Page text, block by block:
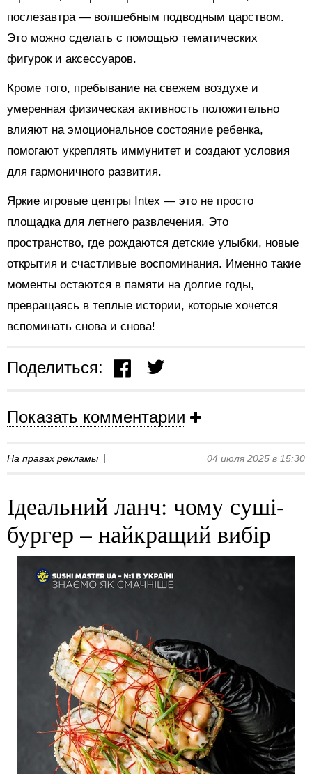
послезавтра — волшебным подводным царством.
Это можно сделать с помощью тематических
фигурок и аксессуаров.
Кроме того, пребывание на свежем воздухе и
умеренная физическая активность положительно
влияют на эмоциональное состояние ребенка,
помогают укреплять иммунитет и создают условия
для гармоничного развития.
Яркие игровые центры Intex — это не просто
площадка для летнего развлечения. Это
пространство, где рождаются детские улыбки, новые
открытия и счастливые воспоминания. Именно такие
моменты остаются в памяти на долгие годы,
превращаясь в теплые истории, которые хочется
вспоминать снова и снова!
Поделиться:
Показать комментарии
На правах рекламы 04 июля 2025 в 15:30
Ідеальний ланч: чому суші-
бургер – найкращий вибір